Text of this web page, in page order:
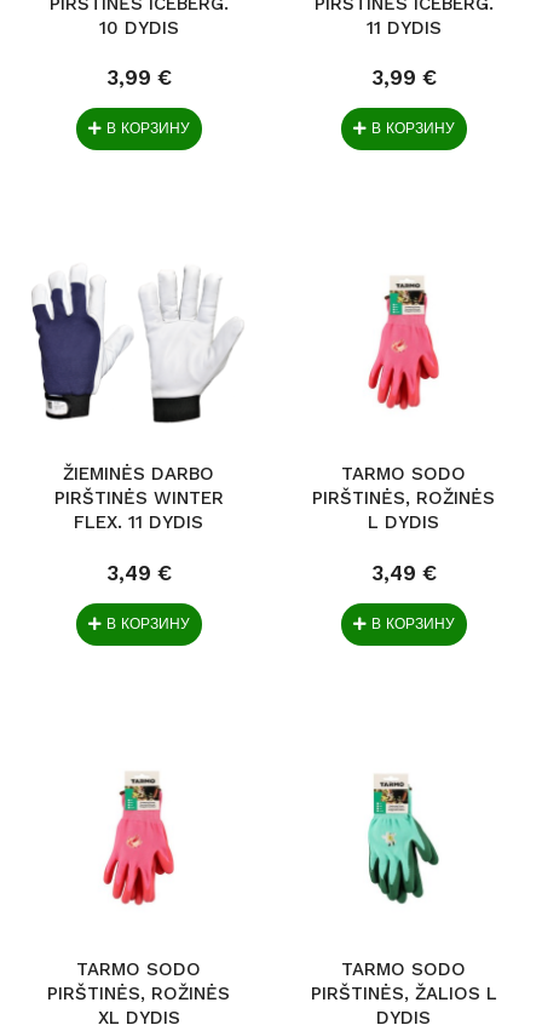
10 DYDIS
3,99 €
В КОРЗИНУ
11 DYDIS
3,99 €
В КОРЗИНУ
ŽIEMINĖS DARBO
PIRŠTINĖS WINTER
FLEX. 11 DYDIS
3,49 €
В КОРЗИНУ
TARMO SODO
PIRŠTINĖS, ROŽINĖS
L DYDIS
3,49 €
В КОРЗИНУ
TARMO SODO
PIRŠTINĖS, ROŽINĖS
XL DYDIS
TARMO SODO
PIRŠTINĖS, ŽALIOS L
DYDIS